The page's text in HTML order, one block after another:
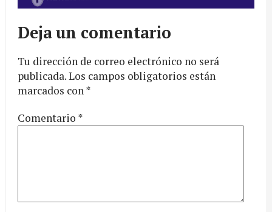
Deja un comentario
Tu dirección de correo electrónico no será
publicada.Los campos obligatorios están
marcados con*
Comentario *